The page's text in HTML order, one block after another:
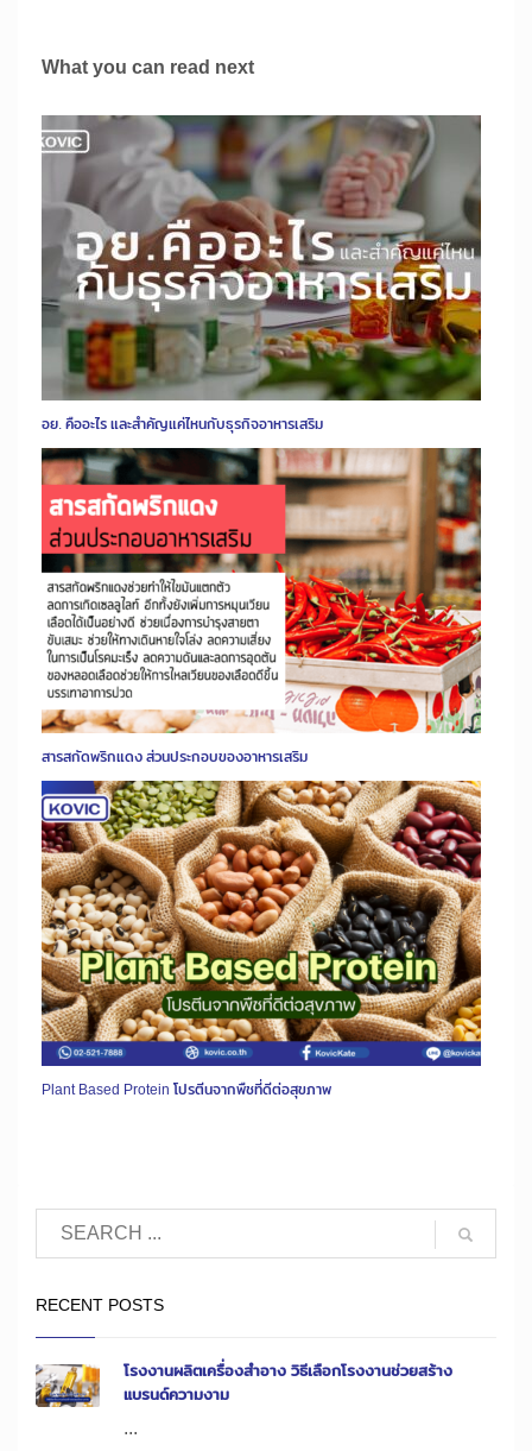
What you can read next
อย. คืออะไร และสำคัญแค่ไหนกับธุรกิจอาหารเสริม
สารสกัดพริกแดง ส่วนประกอบของอาหารเสริม
Plant Based Protein โปรตีนจากพืชที่ดีต่อสุขภาพ
RECENT POSTS
โรงงานผลิตเครื่องสำอาง วิธีเลือกโรงงานช่วยสร้าง
แบรนด์ความงาม
...